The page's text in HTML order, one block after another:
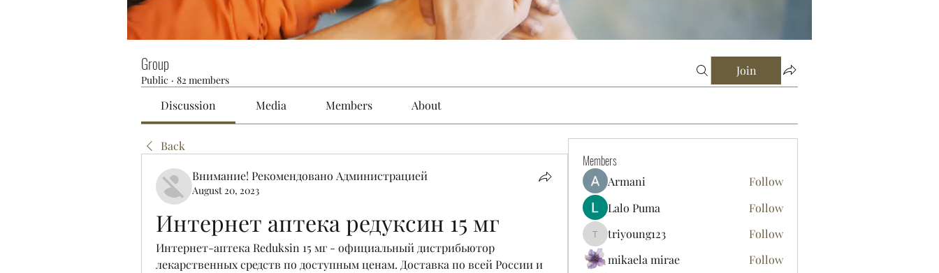
Group
Public · 82 members
Join
Discussion Media Members About
Back
Внимание! Рекомендовано Администрацией
August 20, 2023
Интернет аптека редуксин 15 мг
Интернет-аптека Reduksin 15 мг - официальный дистрибьютор
лекарственных средств по доступным ценам. Доставка по всей России и
Members
Armani
Follow
Lalo Puma
Follow
triyoung123
triyoung123
Follow
mikaela mirae
Follow